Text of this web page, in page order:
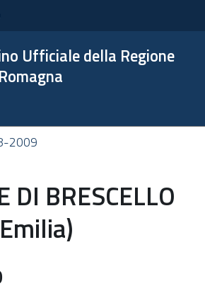
Ufficiale della Regione
2009
DI BRESCELLO